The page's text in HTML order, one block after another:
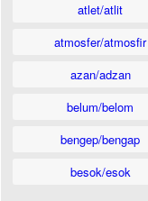
atlet/atlit
atmosfer/atmosfir
azan/adzan
belum/belom
bengep/bengap
besok/esok